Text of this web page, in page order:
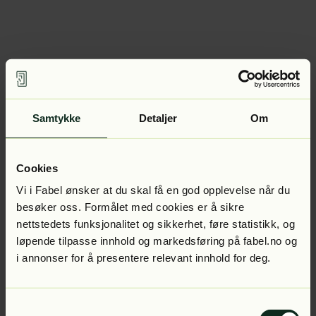
Samtykke Detaljer Om
Cookies
Vi i Fabel ønsker at du skal få en god opplevelse når du
besøker oss. Formålet med cookies er å sikre
nettstedets funksjonalitet og sikkerhet, føre statistikk, og
løpende tilpasse innhold og markedsføring på fabel.no og
i annonser for å presentere relevant innhold for deg.